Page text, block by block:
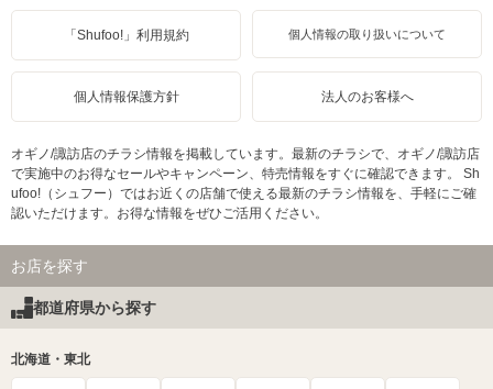
「Shufoo!」利用規約 個人情報の取り扱いについて
個人情報保護方針 法人のお客様へ
オギノ/諏訪店のチラシ情報を掲載しています。最新のチラシで、オギノ/諏訪店
で実施中のお得なセールやキャンペーン、特売情報をすぐに確認できます。 Sh
ufoo!（シュフー）ではお近くの店舗で使える最新のチラシ情報を、手軽にご確
認いただけます。お得な情報をぜひご活用ください。
お店を探す
都道府県から探す
北海道・東北